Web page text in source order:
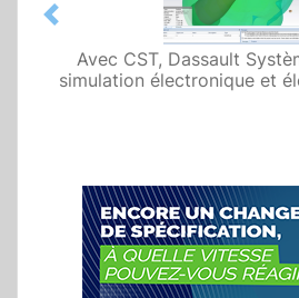
Avec CST, Dassault
simulation électronique et
Previous